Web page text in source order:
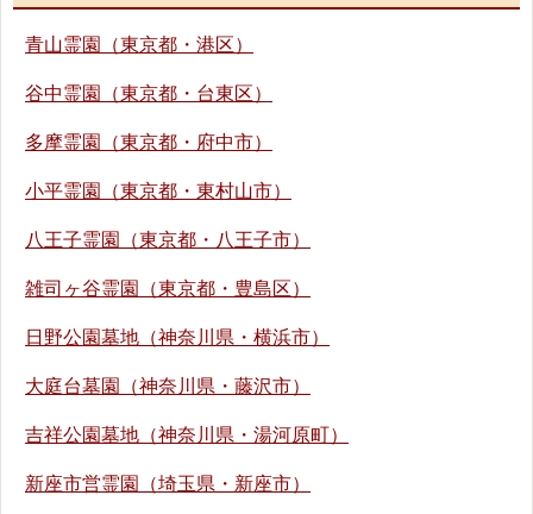
青山霊園（東京都・港区）
谷中霊園（東京都・台東区）
多摩霊園（東京都・府中市）
小平霊園（東京都・東村山市）
八王子霊園（東京都・八王子市）
雑司ヶ谷霊園（東京都・豊島区）
日野公園墓地（神奈川県・横浜市）
大庭台墓園（神奈川県・藤沢市）
吉祥公園墓地（神奈川県・湯河原町）
新座市営霊園（埼玉県・新座市）